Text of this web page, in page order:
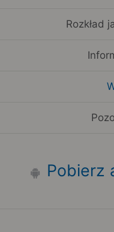
Rozkład
Pobierz